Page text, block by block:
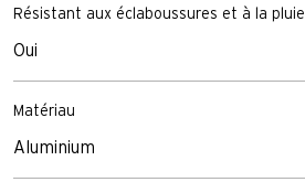
Résistant aux éclaboussures et à la pluie
Oui
Matériau
Aluminium